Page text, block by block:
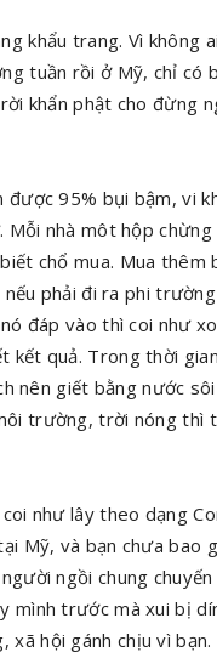
khẩu trang. Vì không
tuần rồi ở Mỹ, chỉ có
khẩn phật cho đừng
95% bụi bậm, vi
nhà môt hộp chừng
chổ mua. Mua thêm
phải đi ra phi
đáp vào thì coi như
quả. Trong thời
nên giết bằng nước
trường, trời nóng thì
như lây theo dạng
Mỹ, và bạn chưa bao
ngồi chung
mình trước mà xui bị
hội gánh chịu vì